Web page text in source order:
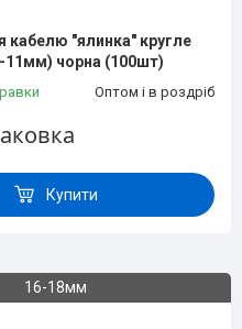
кабелю "ялинка" кругле
11мм) чорна (100шт)
Оптом і в роздріб
Купити
16-18мм